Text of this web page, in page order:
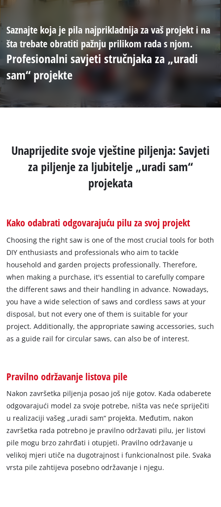
Saznajte koja je pila najprikladnija za vaš projekt i na
šta trebate obratiti pažnju prilikom rada s njom.
Profesionalni savjeti stručnjaka za „uradi
sam“ projekte
Unaprijedite svoje vještine piljenja: Savjeti
za piljenje za ljubitelje „uradi sam“
projekata
Kako odabrati odgovarajuću pilu za svoj projekt
Choosing the right saw is one of the most crucial tools for both
DIY enthusiasts and professionals who aim to tackle
household and garden projects professionally. Therefore,
when making a purchase, it's essential to carefully compare
the different saws and their handling in advance. Nowadays,
you have a wide selection of saws and cordless saws at your
disposal, but not every one of them is suitable for your
project. Additionally, the appropriate sawing accessories, such
as a guide rail for circular saws, can also be of interest.
Pravilno održavanje listova pile
Nakon završetka piljenja posao još nije gotov. Kada odaberete
odgovarajući model za svoje potrebe, ništa vas neće spriječiti
u realizaciji vašeg „uradi sam“ projekta. Međutim, nakon
završetka rada potrebno je pravilno održavati pilu, jer listovi
pile mogu brzo zahrđati i otupjeti. Pravilno održavanje u
velikoj mjeri utiče na dugotrajnost i funkcionalnost pile. Svaka
vrsta pile zahtijeva posebno održavanje i njegu.